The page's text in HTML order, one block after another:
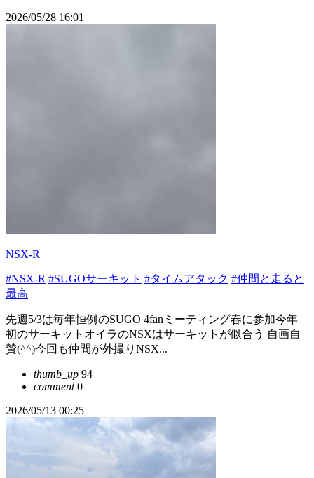
2026/05/28 16:01
NSX-R
#NSX-R #SUGOサーキット #タイムアタック #仲間と走ると
最高
先週5/3は毎年恒例のSUGO 4fanミーティング春に参加今年
初のサーキットオイラのNSXはサーキットが似合う 自画自
賛(^^)今回も仲間が外撮りNSX...
thumb_up 94
comment0
2026/05/13 00:25